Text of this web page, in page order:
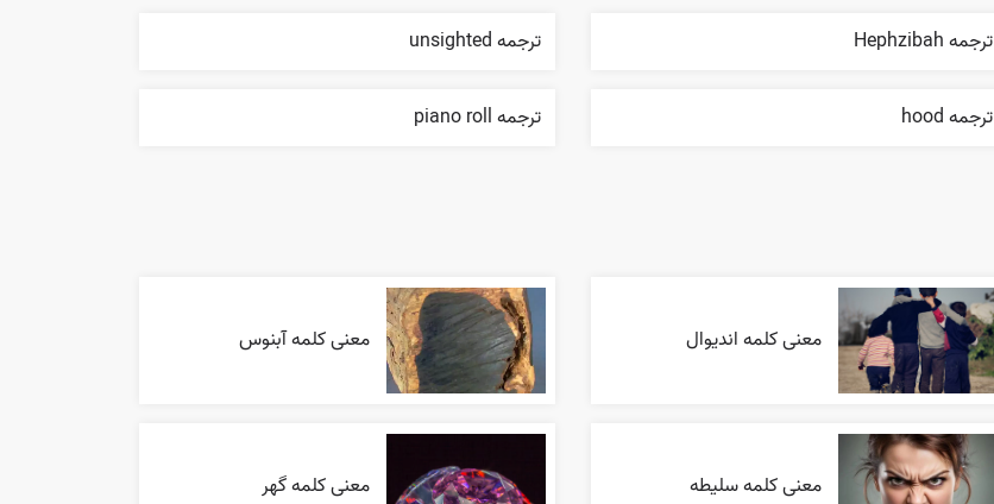
ترجمه Hephzibah ترجمه unsighted
ترجمه hood ترجمه piano roll
معنی کلمه اندیوال معنی کلمه آبنوس
معنی کلمه سلیطه معنی کلمه گهر